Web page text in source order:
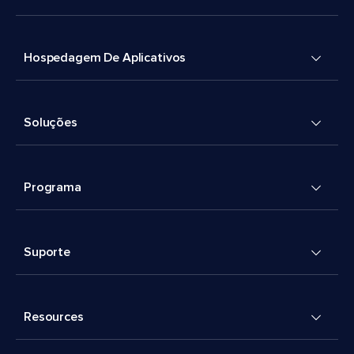
Hospedagem De Aplicativos
Soluções
Programa
Suporte
Resources